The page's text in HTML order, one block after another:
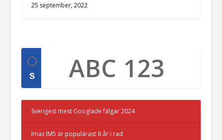
25 september, 2022
Sverigest mest Googlade fälgar 2024
Imaz IM5 är populärast 6 år i rad